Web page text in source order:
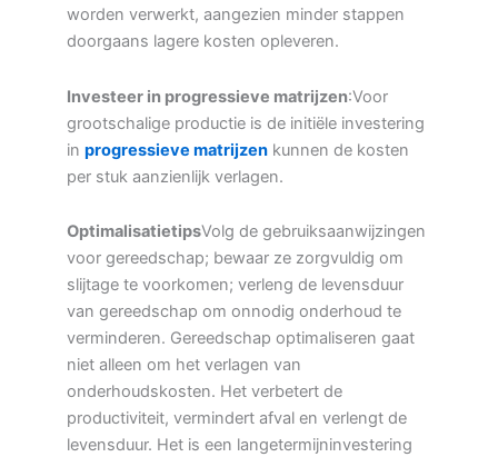
worden verwerkt, aangezien minder stappen
doorgaans lagere kosten opleveren.
Investeer in progressieve matrijzen:Voor
grootschalige productie is de initiële investering
in progressieve matrijzen kunnen de kosten
per stuk aanzienlijk verlagen.
OptimalisatietipsVolg de gebruiksaanwijzingen
voor gereedschap; bewaar ze zorgvuldig om
slijtage te voorkomen; verleng de levensduur
van gereedschap om onnodig onderhoud te
verminderen. Gereedschap optimaliseren gaat
niet alleen om het verlagen van
onderhoudskosten. Het verbetert de
productiviteit, vermindert afval en verlengt de
levensduur. Het is een langetermijninvestering